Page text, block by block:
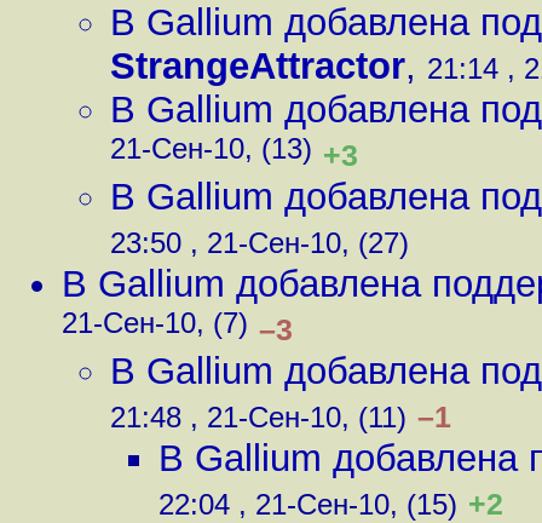
В Gallium добавлена
StrangeAttractor, 21:14 ,
В Gallium добавлена
21-Сен-10, (13) +3
В Gallium добавлена
23:50 , 21-Сен-10, (27)
В Gallium добавлена
21-Сен-10, (7) –3
В Gallium добавлена
21:48 , 21-Сен-10, (11) –1
В Gallium добавлена
22:04 , 21-Сен-10, (15) +2